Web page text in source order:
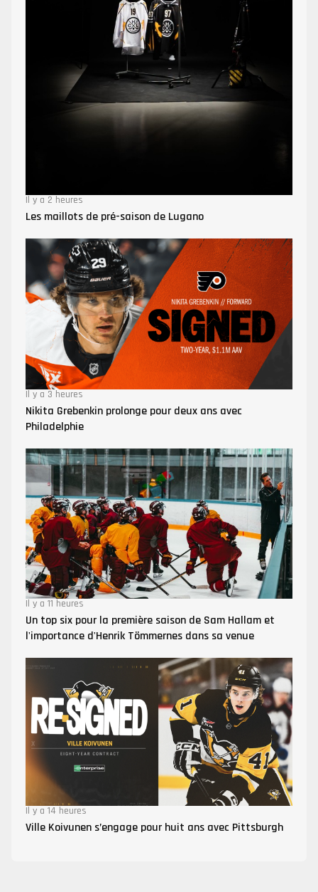
Il y a 2 heures
Les maillots de pré-saison de Lugano
Il y a 3 heures
Nikita Grebenkin prolonge pour deux ans avec
Philadelphie
Il y a 11 heures
Un top six pour la première saison de Sam Hallam et
l'importance d'Henrik Tömmernes dans sa venue
Il y a 14 heures
Ville Koivunen s’engage pour huit ans avec Pittsburgh